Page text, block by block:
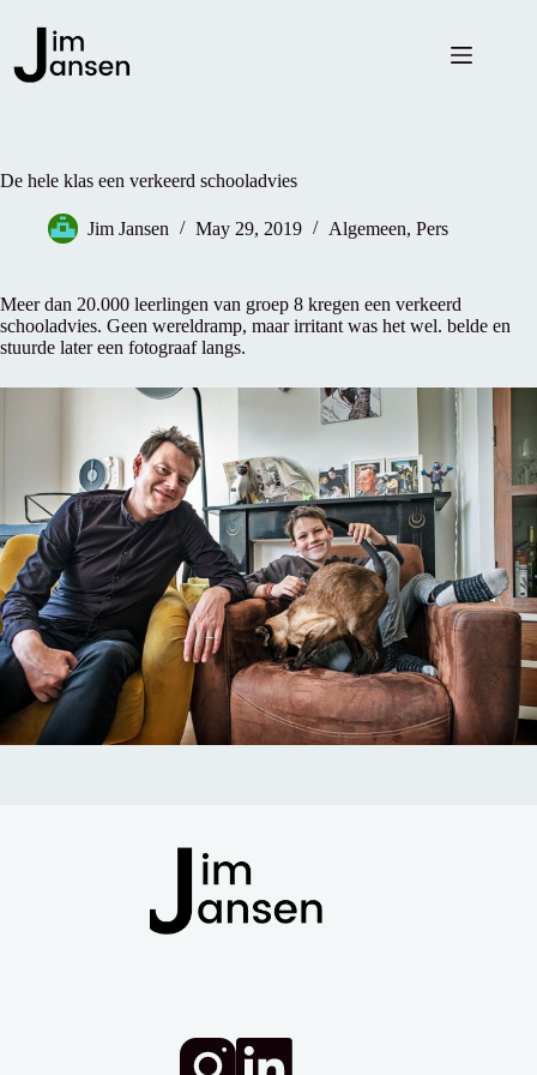
content
De hele klas een verkeerd schooladvies
Jim Jansen May 29, 2019 Algemeen, Pers
Meer dan 20.000 leerlingen van groep 8 kregen een verkeerd
schooladvies. Geen wereldramp, maar irritant was het wel. belde en
stuurde later een fotograaf langs.